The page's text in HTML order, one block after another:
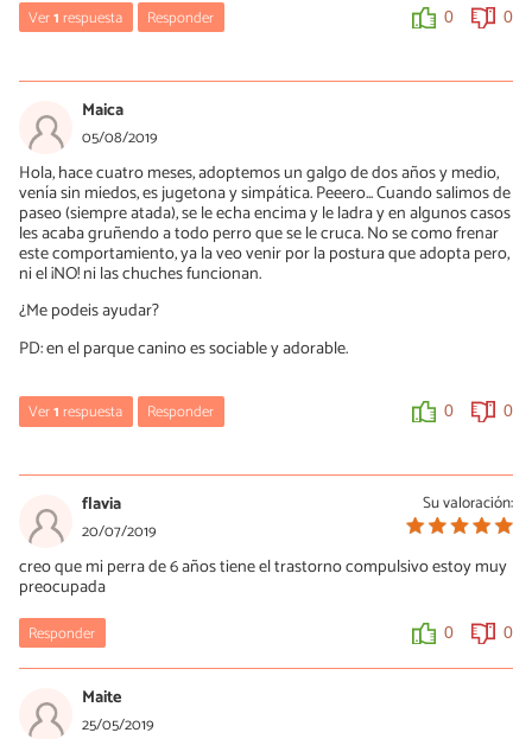
Ver1respuesta Responder 0 0
Hola Pedro, la cantidad de croquetas suele estar indicada en el
envase del producto y está relacionada con el peso del animal.
0 0
Maica
05/08/2019
Hola, hace cuatro meses, adoptemos un galgo de dos años y medio,
venía sin miedos, es jugetona y simpática. Peeero... Cuando salimos de
paseo (siempre atada), se le echa encima y le ladra y en algunos casos
les acaba gruñendo a todo perro que se le cruca. No se como frenar
este comportamiento, ya la veo venir por la postura que adopta pero,
ni el ¡NO! ni las chuches funcionan.
¿Me podeis ayudar?
PD: en el parque canino es sociable y adorable.
Ver1respuesta Responder 0 0
06/08/2019
Hola Maica, sería ideal que visitaras un educador canino/etólogo
para realizar sesiones en un campo de trabajo. Verás cómo es el
manejo del profesional, qué pautas seguir y cómo actuar en cada
situación. Así mismo, te aconsejará para que sepas cómo actuar
pautas pueden variar.
0 0
Su valoración:
flavia
20/07/2019
creo que mi perra de 6 años tiene el trastorno compulsivo estoy muy
preocupada
Responder 0 0
Maite
25/05/2019